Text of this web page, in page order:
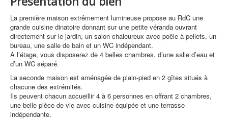
La première maison extrêmement lumineuse propose au RdC une
grande cuisine dinatoire donnant sur une petite véranda ouvrant
directement sur le jardin, un salon chaleureux avec poêle à pellets, un
bureau, une salle de bain et un WC indépendant.
A l’étage, vous disposerez de 4 belles chambres, d’une salle d’eau et
d’un WC séparé.
La seconde maison est aménagée de plain-pied en 2 gîtes situés à
chacune des extrémités.
Ils peuvent chacun accueillir 4 à 6 personnes en offrant 2 chambres,
une belle pièce de vie avec cuisine équipée et une terrasse
indépendante.